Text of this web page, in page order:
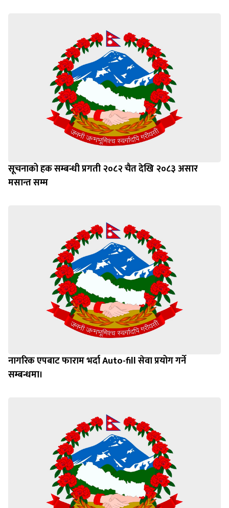
सूचनाको हक सम्बन्धी प्रगती २०८२ चैत देखि २०८३ असार
मसान्त सम्म
नागरिक एपबाट फाराम भर्दा Auto-fill सेवा प्रयोग गर्ने
सम्बन्धमा।